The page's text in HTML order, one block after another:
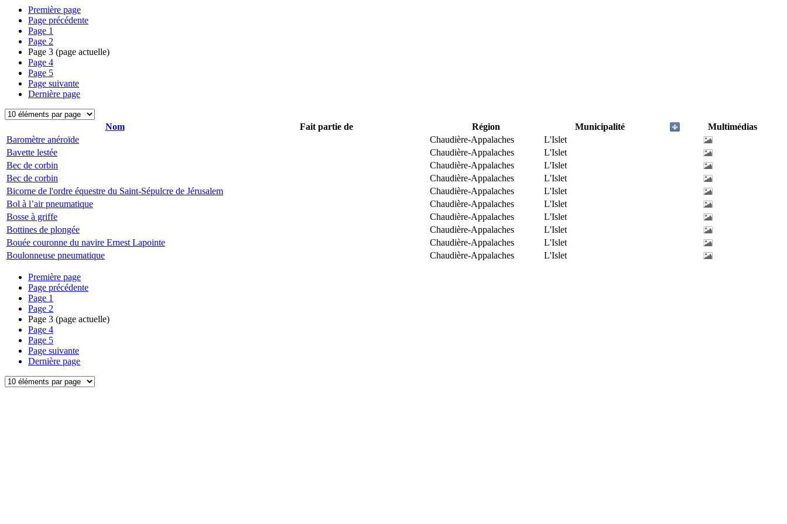
Première page
Page précédente
Page 1
Page 2
Page 3 (page actuelle)
Page 4
Page 5
Page suivante
Dernière page
Nom Fait partie de Région Municipalité
Multimédias
Baromètre anéroïde
Chaudière-Appalaches
L'Islet
Bavette lestée
Chaudière-Appalaches
L'Islet
Bec de corbin
Chaudière-Appalaches
L'Islet
Bec de corbin
Chaudière-Appalaches
L'Islet
Bicorne de l'ordre équestre du Saint-Sépulcre de Jérusalem
Chaudière-Appalaches
L'Islet
Bol à l’air pneumatique
Chaudière-Appalaches
L'Islet
Bosse à griffe
Chaudière-Appalaches
L'Islet
Bottines de plongée
Chaudière-Appalaches
L'Islet
Bouée couronne du navire Ernest Lapointe
Chaudière-Appalaches
L'Islet
Boulonneuse pneumatique
Chaudière-Appalaches L'Islet
Première page
Page précédente
Page 1
Page 2
Page 3 (page actuelle)
Page 4
Page 5
Page suivante
Dernière page